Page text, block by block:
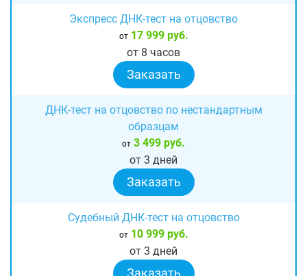
Экспресс ДНК-тест на отцовство
от17 999 руб.
от 8 часов
Заказать
ДНК-тест на отцовство по нестандартным
образцам
от 3 499 руб.
от 3 дней
Заказать
Судебный ДНК-тест на отцовство
от10 999 руб.
от 3 дней
Заказать